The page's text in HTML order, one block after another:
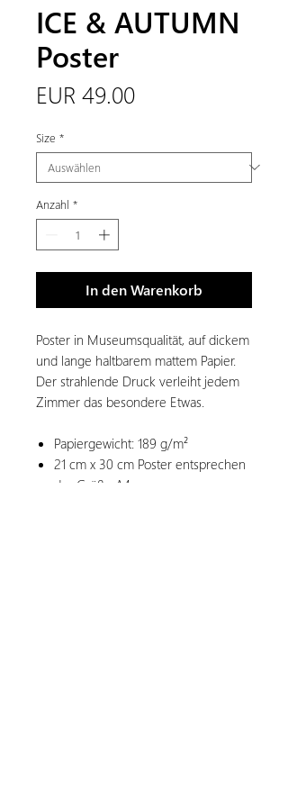
ICE & AUTUMN
Poster
EUR 49.00Preis
Size *
Anzahl *
In den Warenkorb
Poster in Museumsqualität, auf dickem
und lange haltbarem mattem Papier.
Der strahlende Druck verleiht jedem
Zimmer das besondere Etwas.
Papiergewicht: 189 g/m²
21 cm x 30 cm Poster entsprechen
der Größe A4